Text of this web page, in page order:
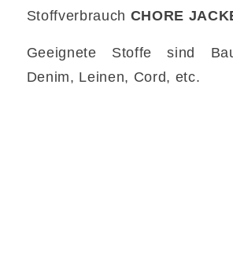
Stoffverbrauch CHORE
Geeignete Stoffe sind
Denim, Leinen, Cord, etc.